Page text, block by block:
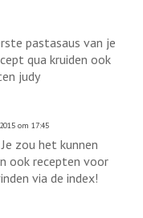
pastasaus van je
qua kruiden ook
judy
om 17:45
zou het kunnen
ook recepten voor
via de index!